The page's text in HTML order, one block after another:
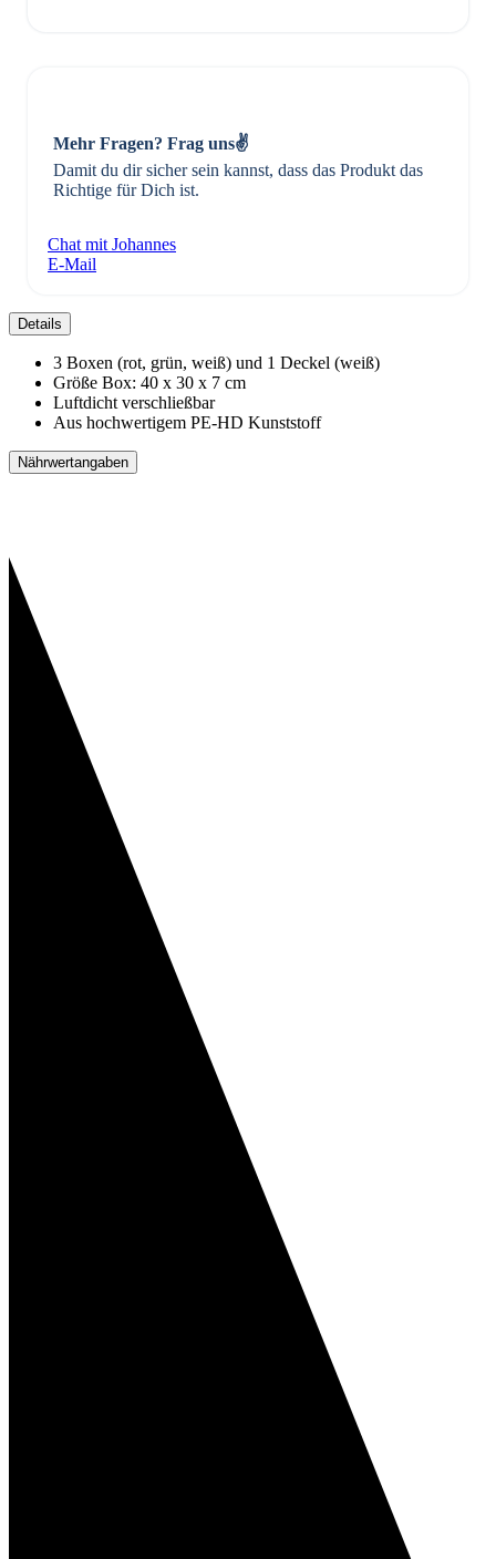
Mehr Fragen? Frag uns✌️
Damit du dir sicher sein kannst, dass das Produkt das
Richtige für Dich ist.
Chat mit Johannes
E-Mail
Details
3 Boxen (rot, grün, weiß) und 1 Deckel (weiß)
Größe Box: 40 x 30 x 7 cm
Luftdicht verschließbar
Aus hochwertigem PE-HD Kunststoff
Nährwertangaben